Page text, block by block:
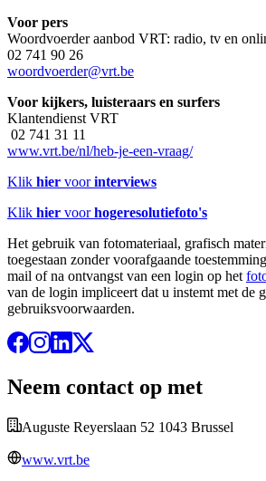
Voor pers
Woordvoerder aanbod VRT: radio, tv en
02 741 90 26
woordvoerder@vrt.be
Voor kijkers, luisteraars en surfers
Klantendienst VRT
02 741 31 11
www.vrt.be/nl/heb-je-een-vraag/
Klik hier voorinterviews
Klik hier voorhogeresolutiefoto's
Het gebruik van fotomateriaal, grafisch
toegestaan zonder voorafgaande
mail of na ontvangst van een login op het
van de login impliceert dat u instemt met de
gebruiksvoorwaarden.
Neem contact op met
Auguste Reyerslaan 52 1043 Brussel
www.vrt.be